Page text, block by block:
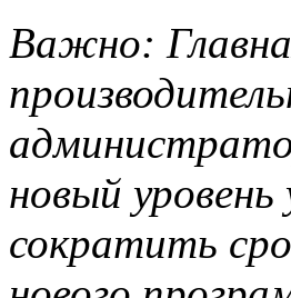
Важно:
новый
сократить